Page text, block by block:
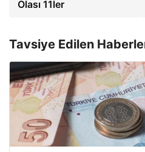
Olası 11ler
Tavsiye Edilen